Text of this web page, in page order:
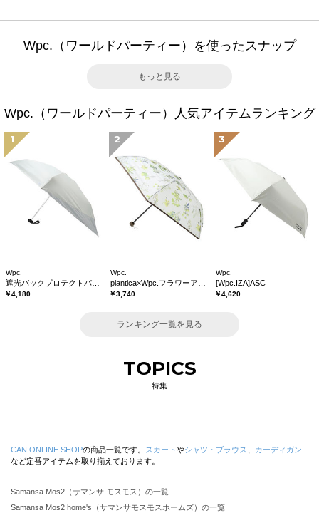
Wpc.（ワールドパーティー）を使ったスナップ
もっと見る
Wpc.（ワールドパーティー）人気アイテムランキング
1
Wpc.
￥4,180
2
Wpc.
￥3,740
3
Wpc.
[Wpc.IZA]ASC
￥4,620
ランキング一覧を見る
TOPICS
特集
CAN ONLINE SHOPの商品一覧です。 スカート やシャツ・ブラウス
カーディガン
など定番アイテムを取り揃えております。
Samansa Mos2（サマンサ モスモス）の一覧
Samansa Mos2 home's（サマンサモスモスホームズ）の一覧